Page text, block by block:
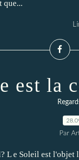
que...
est la
Par
L e Soleil est